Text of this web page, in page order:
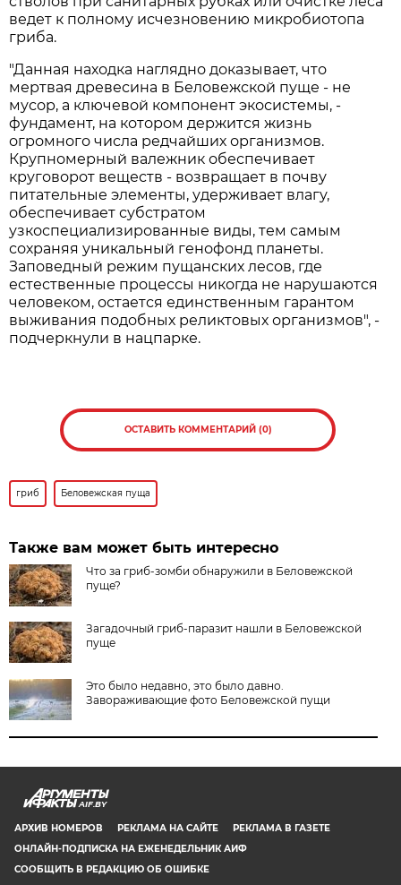
ведет к полному исчезновению микробиотопа
гриба.
"Данная находка наглядно доказывает, что
мертвая древесина в Беловежской пуще - не
мусор, а ключевой компонент экосистемы, -
фундамент, на котором держится жизнь
огромного числа редчайших организмов.
Крупномерный валежник обеспечивает
круговорот веществ - возвращает в почву
питательные элементы, удерживает влагу,
обеспечивает субстратом
узкоспециализированные виды, тем самым
сохраняя уникальный генофонд планеты.
Заповедный режим пущанских лесов, где
естественные процессы никогда не нарушаются
человеком, остается единственным гарантом
выживания подобных реликтовых организмов", -
подчеркнули в нацпарке.
ОСТАВИТЬ КОММЕНТАРИЙ (0)
гриб Беловежская пуща
Также вам может быть интересно
Что за гриб-зомби обнаружили в Беловежской
пуще?
Загадочный гриб-паразит нашли в Беловежской
пуще
Это было недавно, это было давно.
Завораживающие фото Беловежской пущи
AIF.BY
АРХИВ НОМЕРОВ РЕКЛАМА НА САЙТЕ
РЕКЛАМА В ГАЗЕТЕ
ОНЛАЙН-ПОДПИСКА НА ЕЖЕНЕДЕЛЬНИК АИФ
СООБЩИТЬ В РЕДАКЦИЮ ОБ ОШИБКЕ